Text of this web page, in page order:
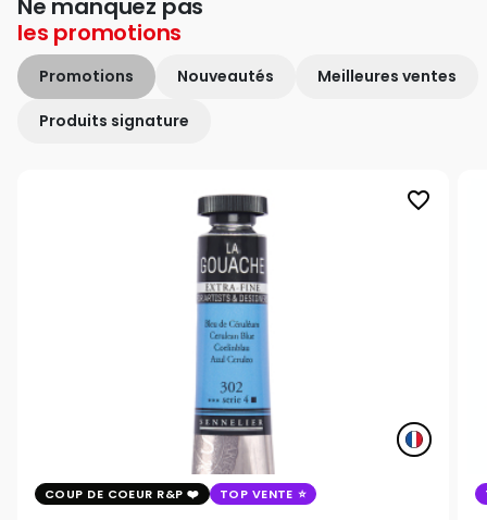
Ne manquez pas
les promotions
Promotions Nouveautés Meilleures ventes
Produits signature
favorite_border
COUP DE COEUR R&P TOP VENTE